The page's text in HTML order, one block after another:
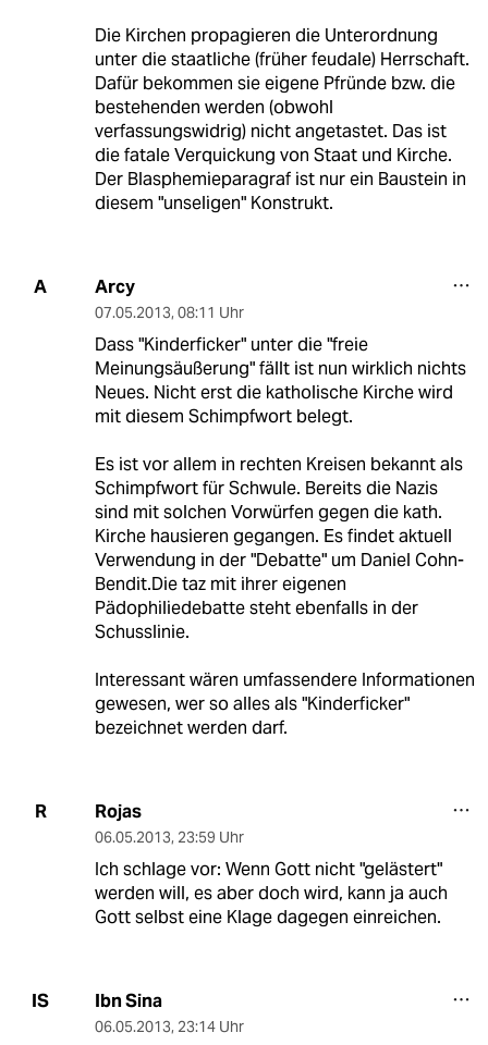
Die Kirchen propagieren die Unterordnung
unter die staatliche (früher feudale) Herrschaft.
Dafür bekommen sie eigene Pfründe bzw. die
bestehenden werden (obwohl
verfassungswidrig) nicht angetastet. Das ist
die fatale Verquickung von Staat und Kirche.
Der Blasphemieparagraf ist nur ein Baustein in
diesem "unseligen" Konstrukt.
A Arcy
07.05.2013, 08:11 Uhr
Dass "Kinderficker" unter die "freie
Meinungsäußerung" fällt ist nun wirklich nichts
Neues. Nicht erst die katholische Kirche wird
mit diesem Schimpfwort belegt.
Es ist vor allem in rechten Kreisen bekannt als
Schimpfwort für Schwule. Bereits die Nazis
sind mit solchen Vorwürfen gegen die kath.
Kirche hausieren gegangen. Es findet aktuell
Verwendung in der "Debatte" um Daniel Cohn-
Bendit.Die taz mit ihrer eigenen
Pädophiliedebatte steht ebenfalls in der
Schusslinie.
Interessant wären umfassendere Informationen
gewesen, wer so alles als "Kinderficker"
bezeichnet werden darf.
R Rojas
06.05.2013, 23:59 Uhr
Ich schlage vor: Wenn Gott nicht "gelästert"
werden will, es aber doch wird, kann ja auch
Gott selbst eine Klage dagegen einreichen.
IS Ibn Sina
06.05.2013, 23:14 Uhr